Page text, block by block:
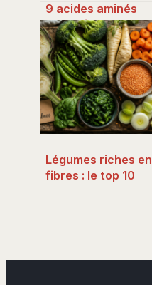
9 acides aminés
essentiels : le
guide pour
optimiser vos
apports
alimentaires
Légumes riches en
fibres : le top 10